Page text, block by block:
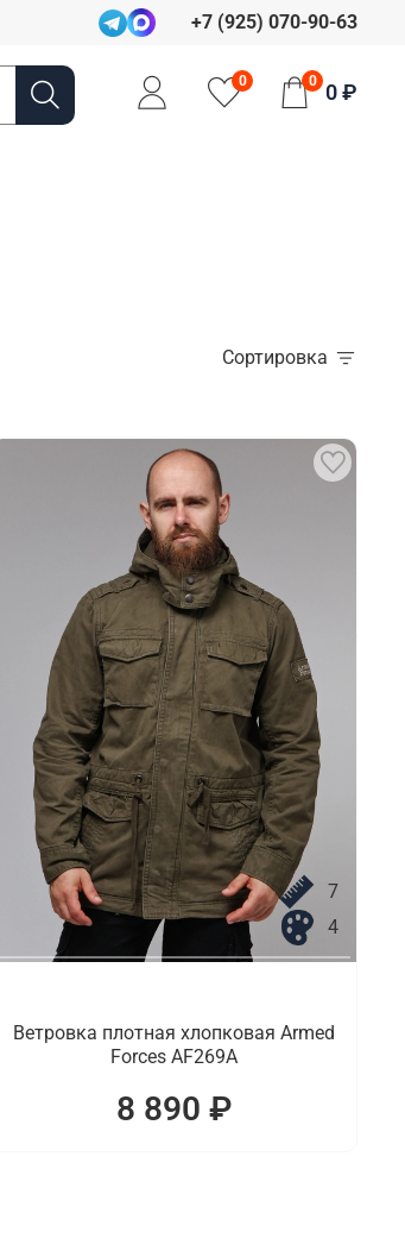
+7 (925) 070-90-63
0 0 0 ₽
Сортировка
7
4
Ветровка плотная хлопковая Armed
Forces AF269A
8 890 ₽